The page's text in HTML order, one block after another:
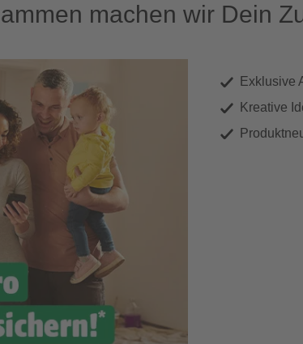
machen wir Dein
Exklusive
Kreative